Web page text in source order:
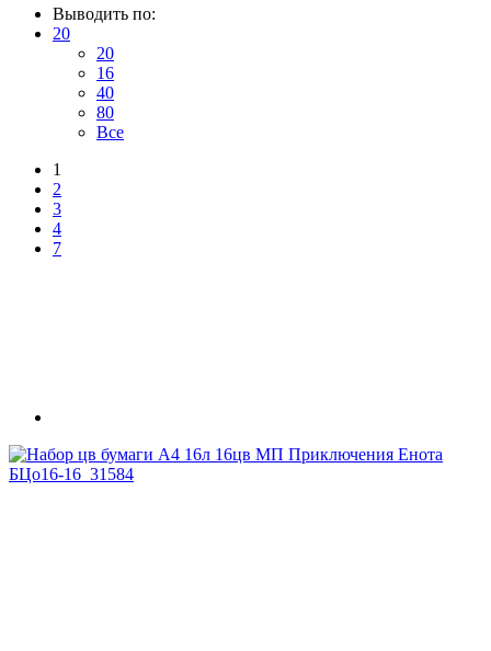
Выводить по:
20
20
16
40
80
Все
1
2
3
4
7